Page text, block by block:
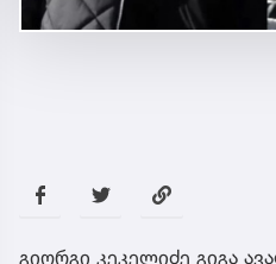
გიორგი კეკელიძე გიგა